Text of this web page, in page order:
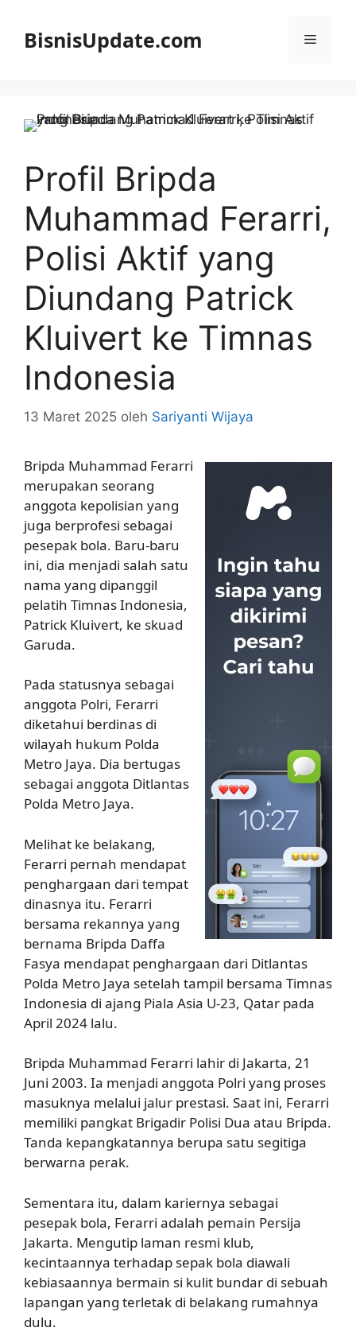
BisnisUpdate.com Menu
Profil Bripda
Muhammad Ferarri,
Polisi Aktif yang
Diundang Patrick
Kluivert ke Timnas
Indonesia
13 Maret 2025 oleh Sariyanti Wijaya
Bripda Muhammad Ferarri
merupakan seorang
anggota kepolisian yang
juga berprofesi sebagai
pesepak bola. Baru-baru
ini, dia menjadi salah satu
nama yang dipanggil
pelatih Timnas Indonesia,
Patrick Kluivert, ke skuad
Garuda.
Pada statusnya sebagai
anggota Polri, Ferarri
diketahui berdinas di
wilayah hukum Polda
Metro Jaya. Dia bertugas
sebagai anggota Ditlantas
Polda Metro Jaya.
Melihat ke belakang,
Ferarri pernah mendapat
penghargaan dari tempat
dinasnya itu. Ferarri
bersama rekannya yang
bernama Bripda Daffa
Fasya mendapat penghargaan dari Ditlantas
Polda Metro Jaya setelah tampil bersama Timnas
Indonesia di ajang Piala Asia U-23, Qatar pada
April 2024 lalu.
Bripda Muhammad Ferarri lahir di Jakarta, 21
Juni 2003. Ia menjadi anggota Polri yang proses
masuknya melalui jalur prestasi. Saat ini, Ferarri
memiliki pangkat Brigadir Polisi Dua atau Bripda.
Tanda kepangkatannya berupa satu segitiga
berwarna perak.
Sementara itu, dalam kariernya sebagai
pesepak bola, Ferarri adalah pemain Persija
Jakarta. Mengutip laman resmi klub,
kecintaannya terhadap sepak bola diawali
kebiasaannya bermain si kulit bundar di sebuah
lapangan yang terletak di belakang rumahnya
dulu.